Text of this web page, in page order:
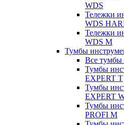
WDS
Тележки
WDS
Тележки
WDS M
Тумбы
Все тумбы
Тумбы
EXPERT T
Тумбы
EXPERT
Тумбы
PROFI M